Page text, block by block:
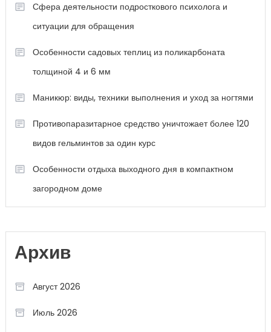
Сфера деятельности подросткового психолога и
ситуации для обращения
Особенности садовых теплиц из поликарбоната
толщиной 4 и 6 мм
Маникюр: виды, техники выполнения и уход за ногтями
Противопаразитарное средство уничтожает более 120
видов гельминтов за один курс
Особенности отдыха выходного дня в компактном
загородном доме
Архив
Август 2026
Июль 2026